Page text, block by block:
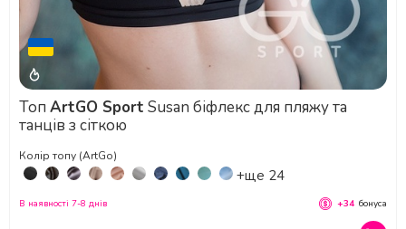
Топ ArtGO Sport Susan біфлекс для пляжу та
танців з сіткою
Колір топу (ArtGo)
+ще 24
В наявності 7-8 днів +34 бонуса